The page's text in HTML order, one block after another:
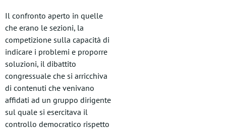
Il confronto aperto in quelle
che erano le sezioni, la
competizione sulla capacità di
indicare i problemi e proporre
soluzioni, il dibattito
congressuale che si arricchiva
di contenuti che venivano
affidati ad un gruppo dirigente
sul quale si esercitava il
controllo democratico rispetto